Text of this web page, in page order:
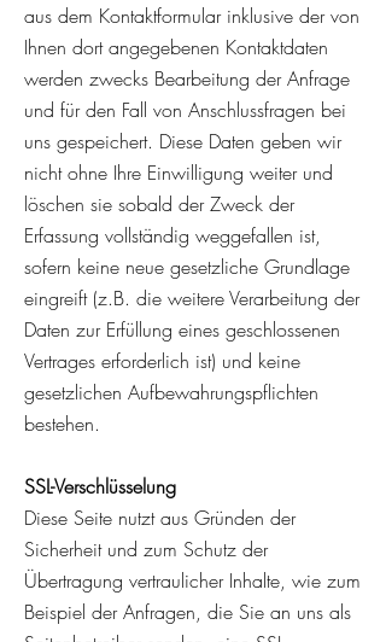
aus dem Kontaktformular inklusive der von
Ihnen dort angegebenen Kontaktdaten
werden zwecks Bearbeitung der Anfrage
und für den Fall von Anschlussfragen bei
uns gespeichert. Diese Daten geben wir
nicht ohne Ihre Einwilligung weiter und
löschen sie sobald der Zweck der
Erfassung vollständig weggefallen ist,
sofern keine neue gesetzliche Grundlage
eingreift (z.B. die weitere Verarbeitung der
Daten zur Erfüllung eines geschlossenen
Vertrages erforderlich ist) und keine
gesetzlichen Aufbewahrungspflichten
bestehen.
SSL-Verschlüsselung
Diese Seite nutzt aus Gründen der
Sicherheit und zum Schutz der
Übertragung vertraulicher Inhalte, wie zum
Beispiel der Anfragen, die Sie an uns als